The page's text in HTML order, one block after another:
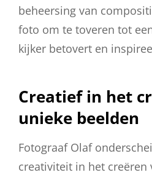
beheersing van
foto om te toveren tot
kijker betovert en
Creatief in het
unieke beelden
Fotograaf Olaf
creativiteit in het creëren